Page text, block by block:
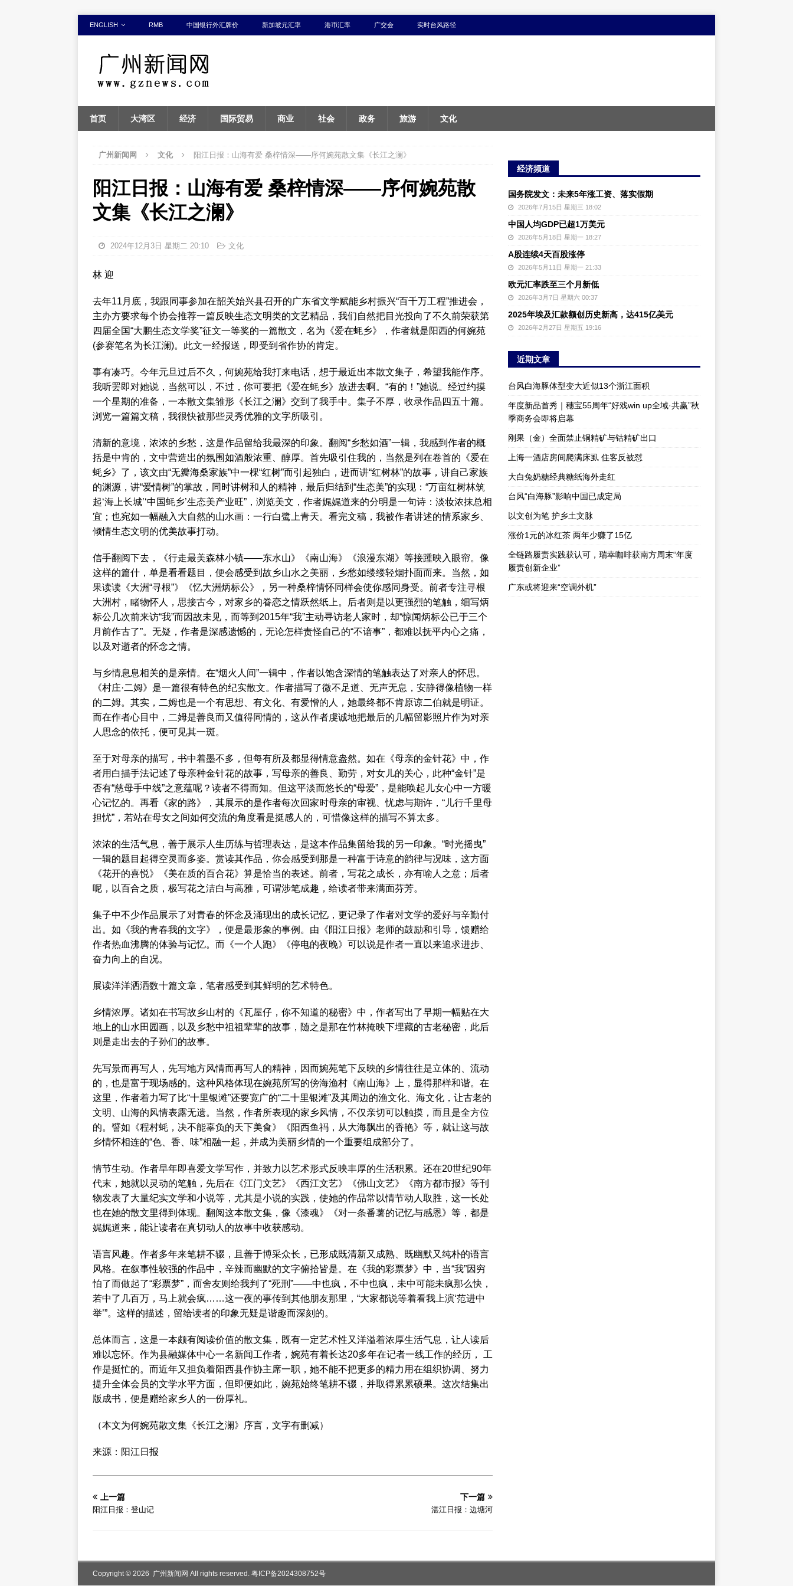
ENGLISH RMB 中国银行外汇牌价 新加坡元汇率 港币汇率 广交会 实时台风路径
首页 大湾区 经济 国际贸易 商业 社会 政务 旅游 文化
广州新闻网 文化 阳江日报：山海有爱 桑梓情深——序何婉苑散文集《长江之澜》
阳江日报：山海有爱 桑梓情深——序何婉苑散
文集《长江之澜》
2024年12月3日 星期二 20:10 文化
林 迎
去年11月底，我跟同事参加在韶关始兴县召开的广东省文学赋能乡村振兴“百千万工程”推进会，
主办方要求每个协会推荐一篇反映生态文明类的文艺精品，我们自然把目光投向了不久前荣获第
四届全国“大鹏生态文学奖”征文一等奖的一篇散文，名为《爱在蚝乡》，作者就是阳西的何婉苑
(参赛笔名为长江澜)。此文一经报送，即受到省作协的肯定。
事有凑巧。今年元旦过后不久，何婉苑给我打来电话，想于最近出本散文集子，希望我能作序。
我听罢即对她说，当然可以，不过，你可要把《爱在蚝乡》放进去啊。“有的！”她说。经过约摸
一个星期的准备，一本散文集雏形《长江之澜》交到了我手中。集子不厚，收录作品四五十篇。
浏览一篇篇文稿，我很快被那些灵秀优雅的文字所吸引。
清新的意境，浓浓的乡愁，这是作品留给我最深的印象。翻阅“乡愁如酒”一辑，我感到作者的概
括是中肯的，文中营造出的氛围如酒般浓重、醇厚。首先吸引住我的，当然是列在卷首的《爱在
蚝乡》了，该文由“无瓣海桑家族”中一棵“红树”而引起独白，进而讲“红树林”的故事，讲自己家族
的渊源，讲“爱情树”的掌故，同时讲树和人的精神，最后归结到“生态美”的实现：“万亩红树林筑
起‘海上长城’‘中国蚝乡’生态美产业旺”，浏览美文，作者娓娓道来的分明是一句诗：淡妆浓抹总相
宜；也宛如一幅融入大自然的山水画：一行白鹭上青天。看完文稿，我被作者讲述的情系家乡、
倾情生态文明的优美故事打动。
信手翻阅下去，《行走最美森林小镇——东水山》《南山海》《浪漫东湖》等接踵映入眼帘。像
这样的篇什，单是看看题目，便会感受到故乡山水之美丽，乡愁如缕缕轻烟扑面而来。当然，如
果读读《大洲“寻根”》《忆大洲炳标公》，另一种桑梓情怀同样会使你感同身受。前者专注寻根
大洲村，睹物怀人，思接古今，对家乡的眷恋之情跃然纸上。后者则是以更强烈的笔触，细写炳
标公几次前来访“我”而因故未见，而等到2015年“我”主动寻访老人家时，却“惊闻炳标公已于三个
月前作古了”。无疑，作者是深感遗憾的，无论怎样责怪自己的“不谙事”，都难以抚平内心之痛，
以及对逝者的怀念之情。
与乡情息息相关的是亲情。在“烟火人间”一辑中，作者以饱含深情的笔触表达了对亲人的怀思。
《村庄·二姆》是一篇很有特色的纪实散文。作者描写了微不足道、无声无息，安静得像植物一样
的二姆。其实，二姆也是一个有思想、有文化、有爱憎的人，她最终都不肯原谅二伯就是明证。
而在作者心目中，二姆是善良而又值得同情的，这从作者虔诚地把最后的几幅留影照片作为对亲
人思念的依托，便可见其一斑。
至于对母亲的描写，书中着墨不多，但每有所及都显得情意盎然。如在《母亲的金针花》中，作
者用白描手法记述了母亲种金针花的故事，写母亲的善良、勤劳，对女儿的关心，此种“金针”是
否有“慈母手中线”之意蕴呢？读者不得而知。但这平淡而悠长的“母爱”，是能唤起儿女心中一方暖
心记忆的。再看《家的路》，其展示的是作者每次回家时母亲的审视、忧虑与期许，“儿行千里母
担忧”，若站在母女之间如何交流的角度看是挺感人的，可惜像这样的描写不算太多。
浓浓的生活气息，善于展示人生历练与哲理表达，是这本作品集留给我的另一印象。“时光摇曳”
一辑的题目起得空灵而多姿。赏读其作品，你会感受到那是一种富于诗意的韵律与况味，这方面
《花开的喜悦》《美在质的百合花》算是恰当的表述。前者，写花之成长，亦有喻人之意；后者
呢，以百合之质，极写花之洁白与高雅，可谓涉笔成趣，给读者带来满面芬芳。
集子中不少作品展示了对青春的怀念及涌现出的成长记忆，更记录了作者对文学的爱好与辛勤付
出。如《我的青春我的文字》，便是最形象的事例。由《阳江日报》老师的鼓励和引导，馈赠给
作者热血沸腾的体验与记忆。而《一个人跑》《停电的夜晚》可以说是作者一直以来追求进步、
奋力向上的自况。
展读洋洋洒洒数十篇文章，笔者感受到其鲜明的艺术特色。
乡情浓厚。诸如在书写故乡山村的《瓦屋仔，你不知道的秘密》中，作者写出了早期一幅贴在大
地上的山水田园画，以及乡愁中祖祖辈辈的故事，随之是那在竹林掩映下埋藏的古老秘密，此后
则是走出去的子孙们的故事。
先写景而再写人，先写地方风情而再写人的精神，因而婉苑笔下反映的乡情往往是立体的、流动
的，也是富于现场感的。这种风格体现在婉苑所写的傍海渔村《南山海》上，显得那样和谐。在
这里，作者着力写了比“十里银滩”还要宽广的“二十里银滩”及其周边的渔文化、海文化，让古老的
文明、山海的风情表露无遗。当然，作者所表现的家乡风情，不仅亲切可以触摸，而且是全方位
的。譬如《程村蚝，决不能辜负的天下美食》《阳西鱼祃，从大海飘出的香艳》等，就让这与故
乡情怀相连的“色、香、味”相融一起，并成为美丽乡情的一个重要组成部分了。
情节生动。作者早年即喜爱文学写作，并致力以艺术形式反映丰厚的生活积累。还在20世纪90年
代末，她就以灵动的笔触，先后在《江门文艺》《西江文艺》《佛山文艺》《南方都市报》等刊
物发表了大量纪实文学和小说等，尤其是小说的实践，使她的作品常以情节动人取胜，这一长处
也在她的散文里得到体现。翻阅这本散文集，像《漆魂》《对一条番薯的记忆与感恩》等，都是
娓娓道来，能让读者在真切动人的故事中收获感动。
语言风趣。作者多年来笔耕不辍，且善于博采众长，已形成既清新又成熟、既幽默又纯朴的语言
风格。在叙事性较强的作品中，辛辣而幽默的文字俯拾皆是。在《我的彩票梦》中，当“我”因穷
怕了而做起了“彩票梦”，而舍友则给我判了“死刑”——中也疯，不中也疯，未中可能未疯那么快，
若中了几百万，马上就会疯……这一夜的事传到其他朋友那里，“大家都说等着看我上演‘范进中
举’”。这样的描述，留给读者的印象无疑是谐趣而深刻的。
总体而言，这是一本颇有阅读价值的散文集，既有一定艺术性又洋溢着浓厚生活气息，让人读后
难以忘怀。作为县融媒体中心一名新闻工作者，婉苑有着长达20多年在记者一线工作的经历， 工
作是挺忙的。而近年又担负着阳西县作协主席一职，她不能不把更多的精力用在组织协调、努力
提升全体会员的文学水平方面，但即便如此，婉苑始终笔耕不辍，并取得累累硕果。这次结集出
版成书，便是赠给家乡人的一份厚礼。
（本文为何婉苑散文集《长江之澜》序言，文字有删减）
来源：阳江日报
上一篇
阳江日报：登山记
下一篇
湛江日报：边塘河
经济频道
国务院发文：未来5年涨工资、落实假期
2026年7月15日 星期三 18:02
中国人均GDP已超1万美元
2026年5月18日 星期一 18:27
A股连续4天百股涨停
2026年5月11日 星期一 21:33
欧元汇率跌至三个月新低
2026年3月7日 星期六 00:37
2025年埃及汇款额创历史新高，达415亿美元
2026年2月27日 星期五 19:16
近期文章
台风白海豚体型变大近似13个浙江面积
年度新品首秀｜穗宝55周年“好戏win up全域·共赢”秋
季商务会即将启幕
刚果（金）全面禁止铜精矿与钴精矿出口
上海一酒店房间爬满床虱 住客反被怼
大白兔奶糖经典糖纸海外走红
台风“白海豚”影响中国已成定局
以文创为笔 护乡土文脉
涨价1元的冰红茶 两年少赚了15亿
全链路履责实践获认可，瑞幸咖啡获南方周末“年度
履责创新企业”
广东或将迎来“空调外机”
Copyright © 2026 广州新闻网 All rights reserved. 粤ICP备2024308752号